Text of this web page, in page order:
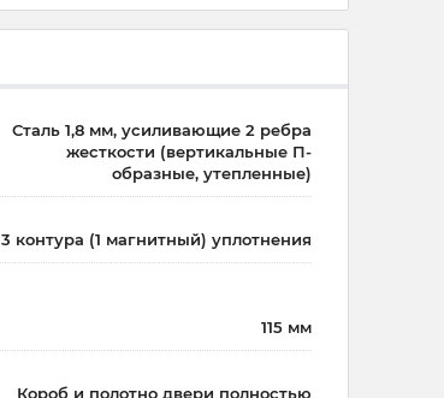
Сталь 1,8 мм, усиливающие 2 ребра
жесткости (вертикальные П-
образные, утепленные)
3 контура (1 магнитный) уплотнения
115 мм
Короб и полотно двери полностью